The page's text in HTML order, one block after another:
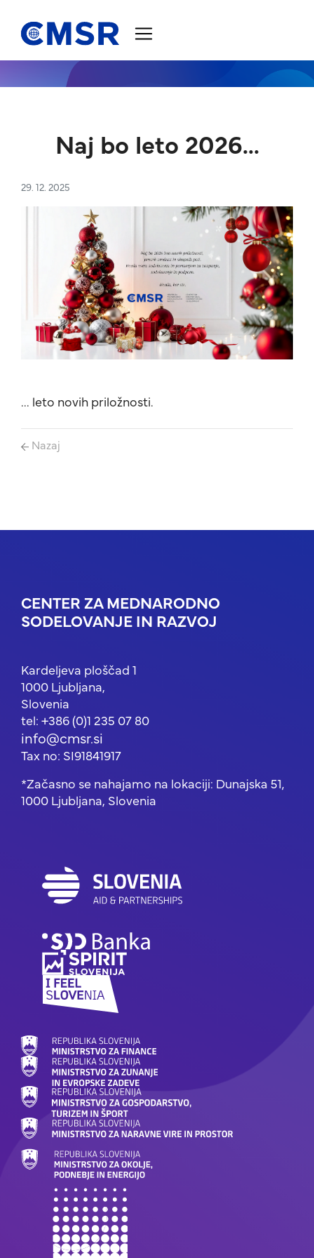
Naj bo leto 2026...
29. 12. 2025
... leto novih priložnosti.
Nazaj
CENTER ZA MEDNARODNO
SODELOVANJE IN RAZVOJ
Kardeljeva ploščad 1
1000 Ljubljana,
Slovenia
tel: +386 (0)1 235 07 80
info@cmsr.si
Tax no: SI91841917
*Začasno se nahajamo na lokaciji: Dunajska 51,
1000 Ljubljana, Slovenia